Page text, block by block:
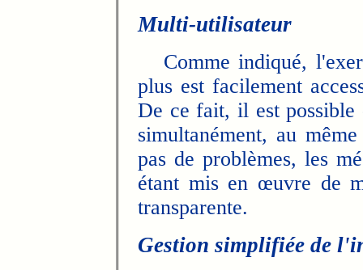
Multi-utilisateur
Comme indiqué,
plus est facilement
De ce fait, il est possible
simultanément, au
pas de problèmes, les
étant mis en œuvre de
transparente.
Gestion simplifiée de